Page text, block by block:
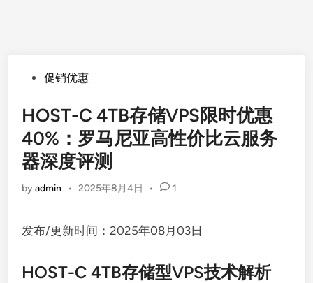
Posted促销优惠
HOST-C 4TB存储VPS限时优惠
40%：罗马尼亚高性价比云服务
器深度评测
byadmin • 2025年8月4日 • 1
发布/更新时间：2025年08月03日
HOST-C 4TB存储型VPS技术解析